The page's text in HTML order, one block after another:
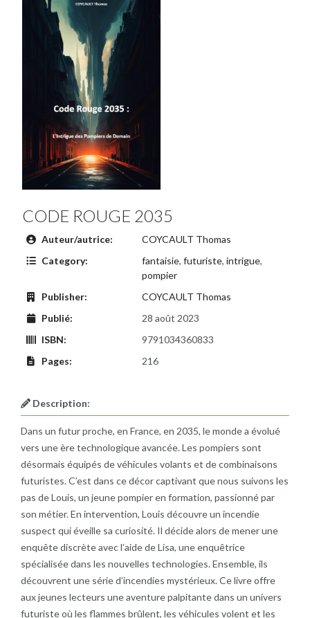
CODE ROUGE 2035
Auteur/autrice:
COYCAULT Thomas
Category:
fantaisie, futuriste, intrigue,
pompier
Publisher:
COYCAULT Thomas
Publié:
28 août 2023
ISBN:
9791034360833
Pages:
216
Description:
Dans un futur proche, en France, en 2035, le monde a évolué
vers une ère technologique avancée. Les pompiers sont
désormais équipés de véhicules volants et de combinaisons
futuristes. C’est dans ce décor captivant que nous suivons les
pas de Louis, un jeune pompier en formation, passionné par
son métier. En intervention, Louis découvre un incendie
suspect qui éveille sa curiosité. Il décide alors de mener une
enquête discrète avec l’aide de Lisa, une enquêtrice
spécialisée dans les nouvelles technologies. Ensemble, ils
découvrent une série d’incendies mystérieux. Ce livre offre
aux jeunes lecteurs une aventure palpitante dans un univers
futuriste où les flammes brûlent, les véhicules volent et les